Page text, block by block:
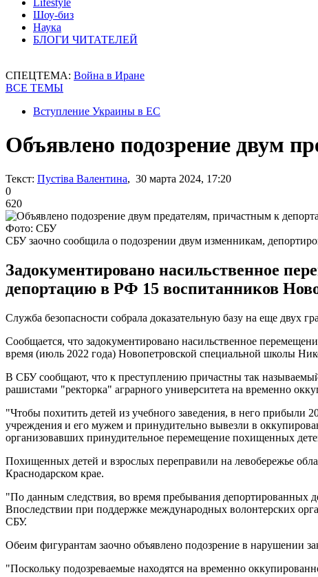
Lifestyle
Шоу-биз
Наука
БЛОГИ ЧИТАТЕЛЕЙ
СПЕЦТЕМА: Война в Иране
ВСЕ ТЕМЫ
Вступление Украины в ЕС
Объявлено подозрение двум
Текст: Пустіва Валентина, 30 марта 2024, 17:20
0
620
Фото: СБУ
СБУ заочно сообщила о подозрении двум изменникам,
Задокументировано насильственное
депортацию в РФ 15 воспитанников
Служба безопасности собрала доказательную базу на еще
Сообщается, что задокументировано насильственное
время (июль 2022 года) Новопетровской специальной школы
В СБУ сообщают, что к преступлению причастны так
рашистами "ректорка" аграрного университета на временно
"Чтобы похитить детей из учебного заведения, в него прибыли
учреждения и его мужем и принудительно вывезли в
организовавших принудительное перемещение похищенных
Похищенных детей и взрослых переправили на левобережье
Краснодарском крае.
"По данным следствия, во время пребывания депортированных
Впоследствии при поддержке международных волонтерских
СБУ.
Обеим фигурантам заочно объявлено подозрение в нарушении
"Поскольку подозреваемые находятся на временно